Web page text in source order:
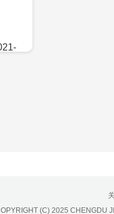
(C) 2025 CHENGDU